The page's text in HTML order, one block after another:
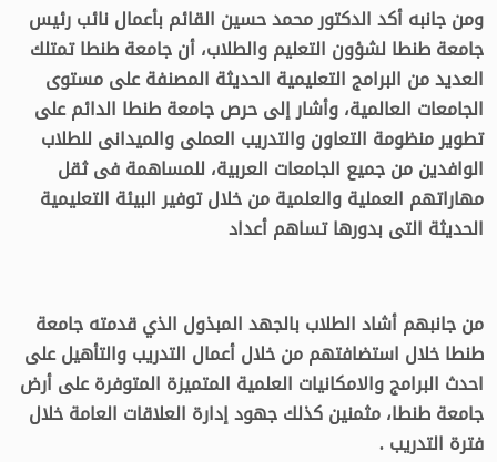
ومن جانبه أكد الدكتور محمد حسين ‏القائم بأعمال نائب رئيس
جامعة طنطا لشؤون التعليم والطلاب، أن جامعة طنطا تمتلك
العديد من البرامج التعليمية الحديثة المصنفة على مستوى
الجامعات العالمية، وأشار إلى حرص جامعة طنطا الدائم على
تطوير منظومة التعاون والتدريب العملى والميدانى للطلاب
الوافدين من جميع الجامعات العربية، للمساهمة فى ثقل
مهاراتهم العملية والعلمية من خلال توفير البيئة التعليمية
الحديثة التى بدورها تساهم أعداد
من جانبهم أشاد الطلاب بالجهد المبذول الذي قدمته جامعة
طنطا خلال استضافتهم من خلال أعمال التدريب والتأهيل على
احدث البرامج والامكانيات العلمية المتميزة المتوفرة على أرض
جامعة طنطا، مثمنين كذلك جهود إدارة العلاقات العامة خلال
فترة التدريب .